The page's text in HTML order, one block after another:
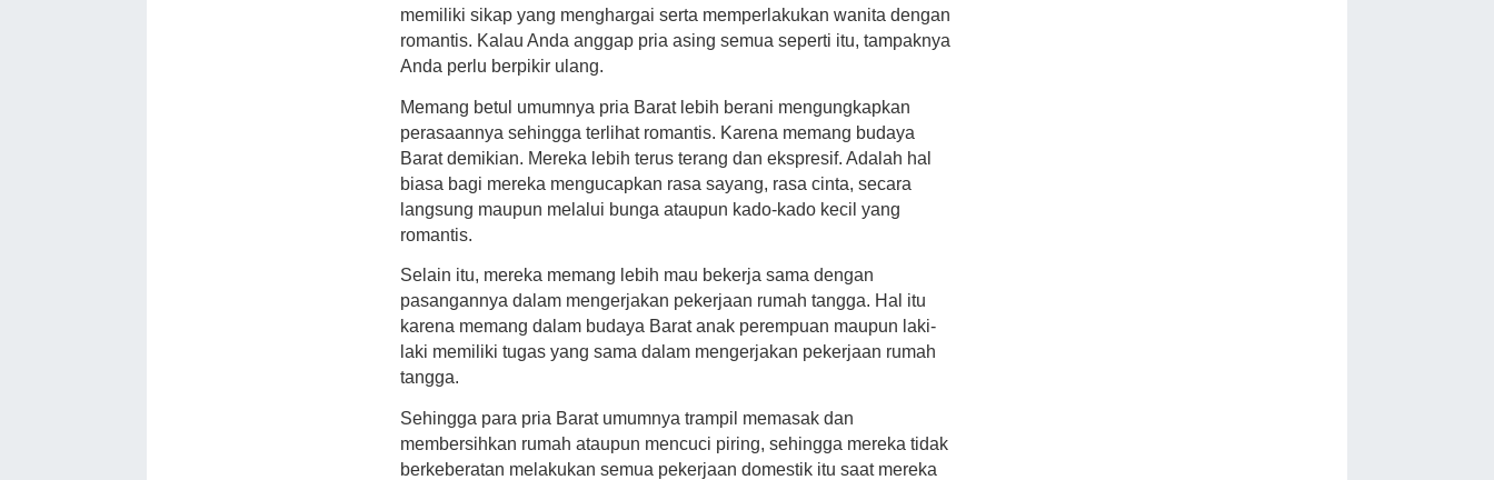
memiliki sikap yang menghargai serta memperlakukan wanita dengan
romantis. Kalau Anda anggap pria asing semua seperti itu, tampaknya
Anda perlu berpikir ulang.
Memang betul umumnya pria Barat lebih berani mengungkapkan
perasaannya sehingga terlihat romantis. Karena memang budaya
Barat demikian. Mereka lebih terus terang dan ekspresif. Adalah hal
biasa bagi mereka mengucapkan rasa sayang, rasa cinta, secara
langsung maupun melalui bunga ataupun kado-kado kecil yang
romantis.
Selain itu, mereka memang lebih mau bekerja sama dengan
pasangannya dalam mengerjakan pekerjaan rumah tangga. Hal itu
karena memang dalam budaya Barat anak perempuan maupun laki-
laki memiliki tugas yang sama dalam mengerjakan pekerjaan rumah
tangga.
Sehingga para pria Barat umumnya trampil memasak dan
membersihkan rumah ataupun mencuci piring, sehingga mereka tidak
berkeberatan melakukan semua pekerjaan domestik itu saat mereka